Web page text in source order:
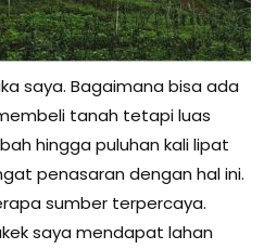
saya. Bagaimana bisa ada
tanah tetapi luas
hingga puluhan kali lipat
penasaran dengan hal ini.
sumber terpercaya.
saya mendapat lahan